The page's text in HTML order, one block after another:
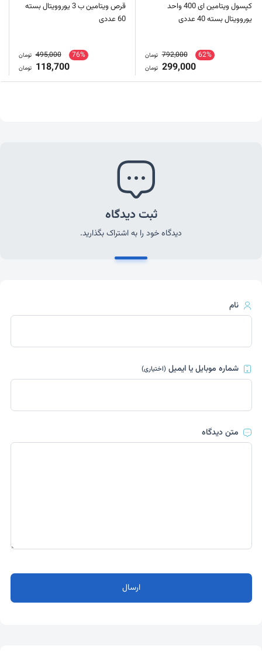
کپسول ویتامین ای 400 واحد
یوروویتال بسته 40 عددی
62%
792,000 تومان
299,000 تومان
قرص ویتامین ب 3 یوروویتال بسته
60 عددی
76%
495,000 تومان
118,700 تومان
ثبت دیدگاه
دیدگاه خود را به اشتراک بگذارید.
نام
شماره موبایل یا ایمیل(اختیاری)
متن دیدگاه
ارسال